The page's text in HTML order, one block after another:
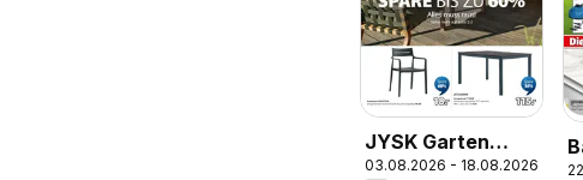
JYSK Garten
Abverkauf Spare
03.08.2026 - 18.08.2026